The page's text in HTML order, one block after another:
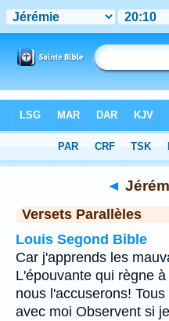
Chapitre 20 > Verset 10
◄
Versets Parallèles
Louis Segond Bible
Car j'apprends les
L'épouvante qui règne
nous l'accuserons!
avec moi Observent si